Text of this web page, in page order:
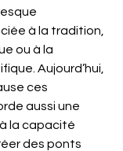
à la tradition,
ou à la
Aujourd’hui,
ces
aussi une
la capacité
des ponts